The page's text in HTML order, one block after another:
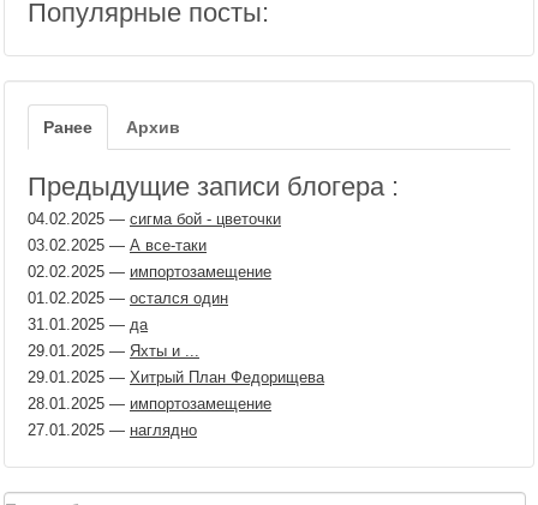
Популярные посты:
Ранее Архив
Предыдущие записи блогера :
04.02.2025 — сигма бой - цветочки
03.02.2025 — А все-таки
02.02.2025 — импортозамещение
01.02.2025 — остался один
31.01.2025 — да
29.01.2025 — Яхты и ...
29.01.2025 — Хитрый План Федорищева
28.01.2025 — импортозамещение
27.01.2025 — наглядно